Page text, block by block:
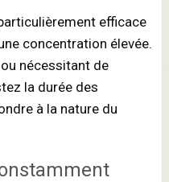
efficace
concentration élevée.
nécessitant de
la durée des
à la nature du